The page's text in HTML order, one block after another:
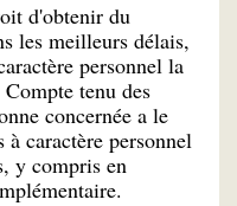
d'obtenir du
les meilleurs délais,
personnel la
tenu des
concernée a le
caractère personnel
y compris en